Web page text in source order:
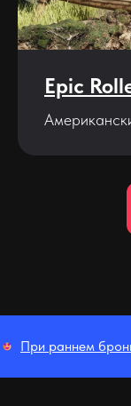
Epic
При раннем